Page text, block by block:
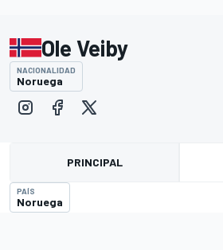
Ole Veiby
NACIONALIDAD
Noruega
PRINCIPAL
PAÍS
Noruega